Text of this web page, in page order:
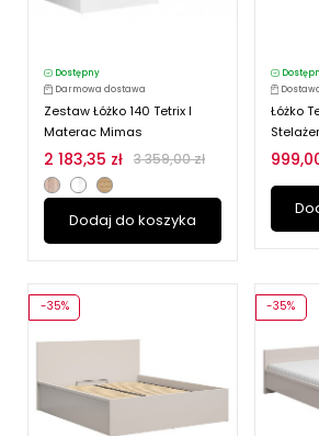
Dostępny
Darmowa dostawa
Zestaw Łóżko 140 Tetrix I
Materac Mimas
2 183,35 zł 3 359,00 zł
Dodaj do koszyka
Łóżko
-35% -35%